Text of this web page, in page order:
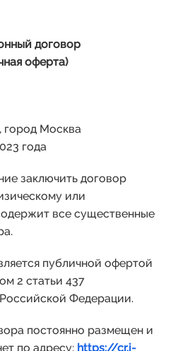
договор
оферта)
город Москва
года
заключить договор
или
все существенные
публичной офертой
2 статьи 437
Федерации.
постоянно размещен и
по адресу: https://cr.i-